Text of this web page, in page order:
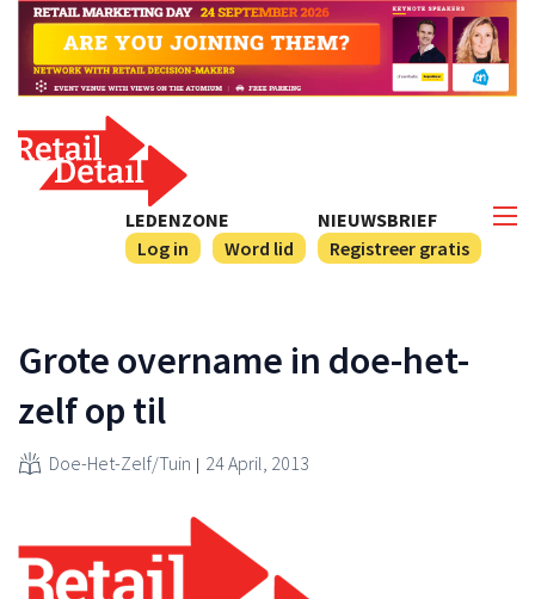
NIEUWSBRIEF
Registreer gratis
LEDENZONE
Log in
Word lid
Grote overname in doe-het-
zelf op til
Doe-Het-Zelf/Tuin 24 April, 2013